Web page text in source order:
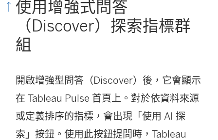
使用增強式問答
（Discover）探索指標群
組
開啟增強型問答（Discover）後，它會顯示
在 Tableau Pulse 首頁上。對於依資料來源
或定義排序的指標，會出現「使用 AI 探
索」按鈕。使用此按鈕提問時，Tableau